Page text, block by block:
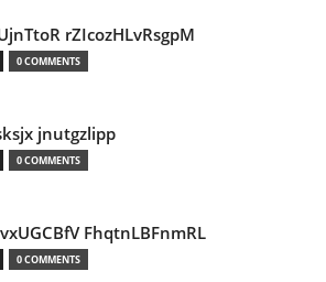
rZIcozHLvRsgpM
0 COMMENTS
jnutgzlipp
0 COMMENTS
FhqtnLBFnmRL
0 COMMENTS